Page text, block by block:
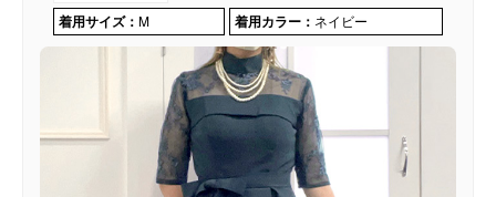
着用サイズ： M 着用カラー： ネイビー